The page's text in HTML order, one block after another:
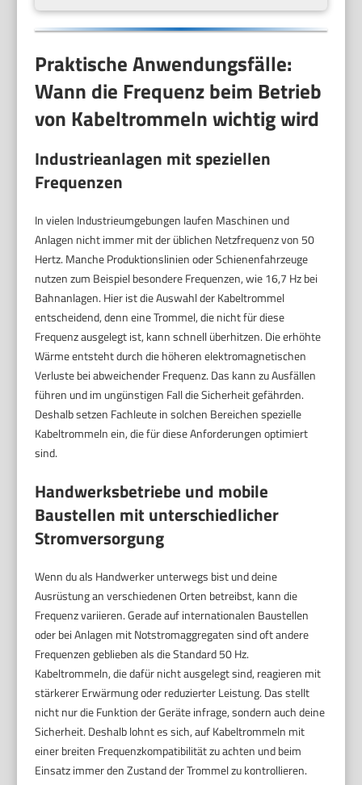
Praktische Anwendungsfälle:
Wann die Frequenz beim Betrieb
von Kabeltrommeln wichtig wird
Industrieanlagen mit speziellen
Frequenzen
In vielen Industrieumgebungen laufen Maschinen und
Anlagen nicht immer mit der üblichen Netzfrequenz von 50
Hertz. Manche Produktionslinien oder Schienenfahrzeuge
nutzen zum Beispiel besondere Frequenzen, wie 16,7 Hz bei
Bahnanlagen. Hier ist die Auswahl der Kabeltrommel
entscheidend, denn eine Trommel, die nicht für diese
Frequenz ausgelegt ist, kann schnell überhitzen. Die erhöhte
Wärme entsteht durch die höheren elektromagnetischen
Verluste bei abweichender Frequenz. Das kann zu Ausfällen
führen und im ungünstigen Fall die Sicherheit gefährden.
Deshalb setzen Fachleute in solchen Bereichen spezielle
Kabeltrommeln ein, die für diese Anforderungen optimiert
sind.
Handwerksbetriebe und mobile
Baustellen mit unterschiedlicher
Stromversorgung
Wenn du als Handwerker unterwegs bist und deine
Ausrüstung an verschiedenen Orten betreibst, kann die
Frequenz variieren. Gerade auf internationalen Baustellen
oder bei Anlagen mit Notstromaggregaten sind oft andere
Frequenzen geblieben als die Standard 50 Hz.
Kabeltrommeln, die dafür nicht ausgelegt sind, reagieren mit
stärkerer Erwärmung oder reduzierter Leistung. Das stellt
nicht nur die Funktion der Geräte infrage, sondern auch deine
Sicherheit. Deshalb lohnt es sich, auf Kabeltrommeln mit
einer breiten Frequenzkompatibilität zu achten und beim
Einsatz immer den Zustand der Trommel zu kontrollieren.